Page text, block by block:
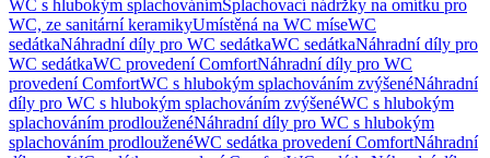
WC s hlubokým splachovánímSplachovací nádržky na omítku pro
WC, ze sanitární keramikyUmístěná na WC míseWC
sedátkaNáhradní díly pro WC sedátkaWC sedátkaNáhradní díly pro
WC sedátkaWC provedení ComfortNáhradní díly pro WC
provedení ComfortWC s hlubokým splachováním zvýšenéNáhradní
díly pro WC s hlubokým splachováním zvýšenéWC s hlubokým
splachováním prodlouženéNáhradní díly pro WC s hlubokým
splachováním prodlouženéWC sedátka provedení ComfortNáhradní